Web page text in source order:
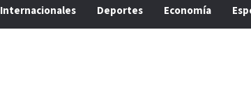
Internacionales Deportes Economía